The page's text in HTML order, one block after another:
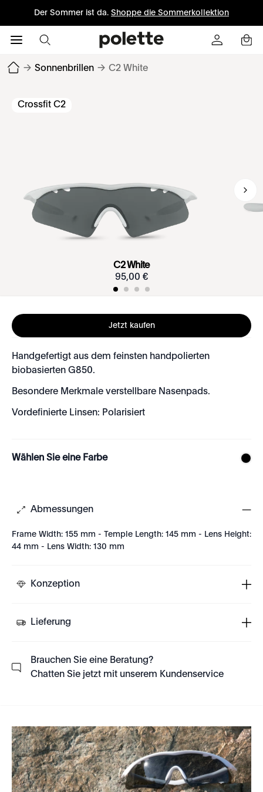
Der Sommer ist da. Shoppe die Sommerkollektion
→ Sonnenbrillen → C2 White
Crossfit C2
C2 White
95,00 €
Jetzt kaufen
Handgefertigt aus dem feinsten handpolierten
biobasierten G850.
Besondere Merkmale verstellbare Nasenpads.
Vordefinierte Linsen: Polarisiert
Wählen Sie eine Farbe
Abmessungen
Frame Width: 155 mm - Temple Length: 145 mm - Lens Height:
44 mm - Lens Width: 130 mm
Konzeption
Lieferung
Brauchen Sie eine Beratung?
Chatten Sie jetzt mit unserem Kundenservice